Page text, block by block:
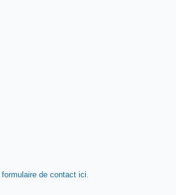
formulaire de contact ici